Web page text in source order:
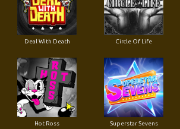
Deal With Death Circle Of Life
Hot Ross Superstar Sevens